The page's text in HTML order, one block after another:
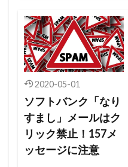
2020-05-01
ソフトバンク「なり
すまし」メールはク
リック禁止！157メ
ッセージに注意